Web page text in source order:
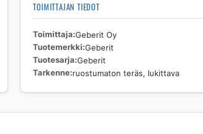
TOIMITTAJAN TIEDOT
Toimittaja Geberit Oy
Tuotemerkki Geberit
Tuotesarja Geberit
Tarkenne ruostumaton teräs, lukittava